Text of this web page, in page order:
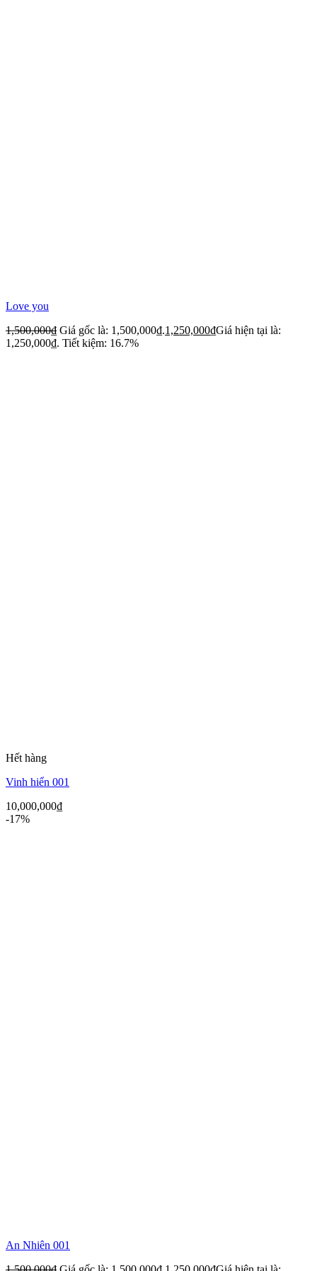
Love you
1,500,000₫ Giá gốc là: 1,500,000₫.1,250,000₫Giá hiện tại là:
1,250,000₫. Tiết kiệm: 16.7%
Hết hàng
Vinh hiển 001
10,000,000₫
-17%
An Nhiên 001